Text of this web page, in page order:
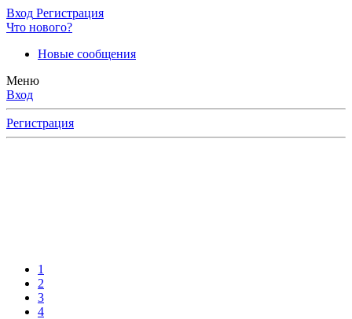
Вход Регистрация
Что нового?
Новые сообщения
Меню
Вход
Регистрация
1
2
3
4